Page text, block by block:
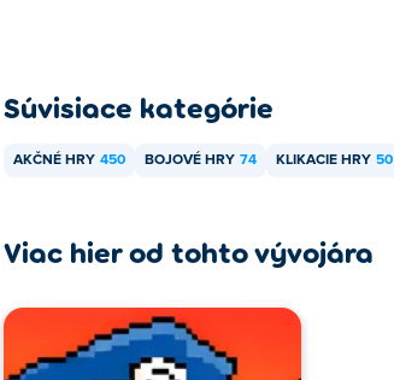
Súvisiace kategórie
AKČNÉ HRY 450 BOJOVÉ HRY 74 KLIKACIE HRY 50
Viac hier od tohto vývojára